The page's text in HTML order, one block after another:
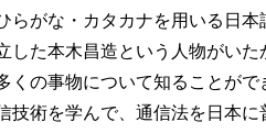
らがな・カタカナを用いる日
した本木昌造という人物がいた
くの事物について知ることが
技術を学んで、通信法を日本に